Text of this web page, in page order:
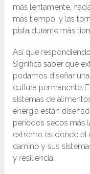
más lentamente,
más tiempo, y las
pista durante más
Así que
Significa saber qué
podamos diseñar
cultura permanente.
sistemas de
energía están
períodos secos más
extremo es donde el
camino y sus
y resiliencia.